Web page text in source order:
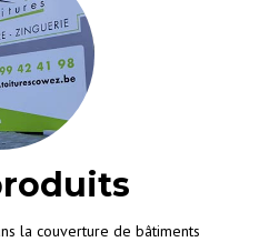
la couverture de bâtiments